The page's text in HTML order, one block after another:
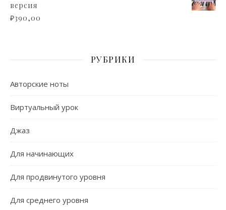
версия
₽390,00
РУБРИКИ
Авторские ноты
Виртуальный урок
Джаз
Для начинающих
Для продвинутого уровня
Для среднего уровня